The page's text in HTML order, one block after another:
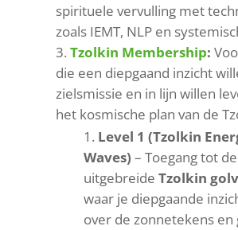
spirituele vervulling met
zoals IEMT, NLP en
Tzolkin Membership:
die een diepgaand inzicht
zielsmissie en in lijn willen
het kosmische plan van de
Level 1 (Tzolkin
Waves) – Toegang tot de
uitgebreide Tzolkin
waar je diepgaande
over de zonnetekens en